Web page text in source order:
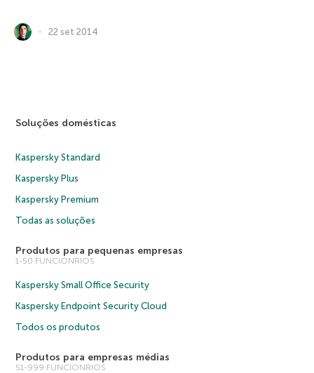
22 set 2014
Soluções domésticas
Kaspersky Standard
Kaspersky Plus
Kaspersky Premium
Todas as soluções
Produtos para pequenas empresas
1-50 FUNCIONRIOS
Kaspersky Small Office Security
Kaspersky Endpoint Security Cloud
Todos os produtos
Produtos para empresas médias
51-999 FUNCIONRIOS